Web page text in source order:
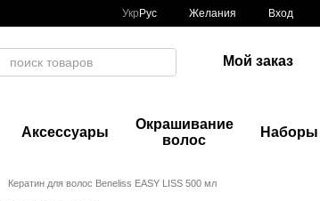
Укр Рус Желания Вход
Мой заказ
Аксессуары
Окрашивание
волос
Наборы
Кератин для волос Beneliss EASY LISS 500 мл